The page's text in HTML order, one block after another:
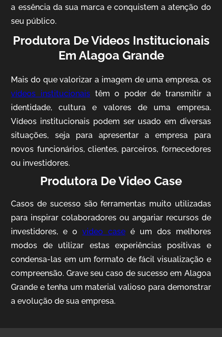
Mosaic
a essência da sua marca e conquistem a atenção do
seu público.
Produtora De Videos Institucionais
Em Alagoa Grande
Mais do que valorizar a imagem de uma empresa, os
vídeos institucionais têm o poder de transmitir a
identidade, cultura e valores de uma empresa.
Vídeos institucionais podem ser usado em diversas
situações, seja para apresentar a empresa para
novos funcionários, clientes, parceiros, fornecedores
ou investidores.
Produtora De Video Case
Casos de sucesso são ferramentas muito utilizadas
para inspirar colaboradores ou angariar recursos de
investidores, e ovideo case é um dos melhores
modos de utilizar estas experiências positivas e
condensa-las em um formato de fácil visualização e
compreensão. Grave seu caso de sucesso em Alagoa
Grande e tenha um material valioso para demonstrar
a evolução de sua empresa.